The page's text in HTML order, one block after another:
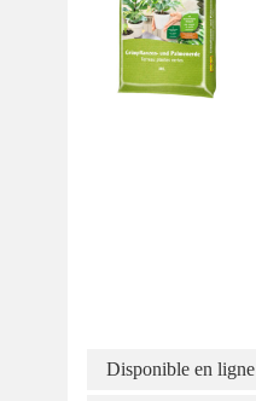
Disponible en ligne